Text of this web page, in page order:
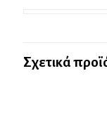
Σχετικά